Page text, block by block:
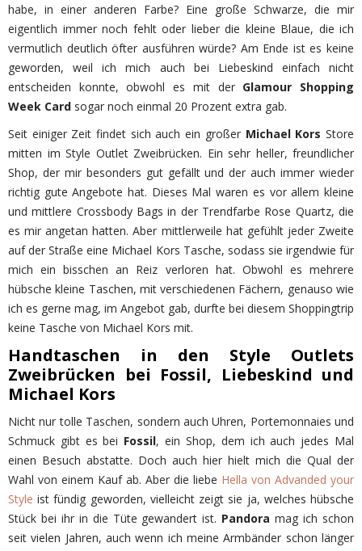
habe, in einer anderen Farbe? Eine große Schwarze, die mir
eigentlich immer noch fehlt oder lieber die kleine Blaue, die ich
vermutlich deutlich öfter ausführen würde? Am Ende ist es keine
geworden, weil ich mich auch bei Liebeskind einfach nicht
entscheiden konnte, obwohl es mit der Glamour Shopping
Week Card sogar noch einmal 20 Prozent extra gab.
Seit einiger Zeit findet sich auch ein großer Michael Kors Store
mitten im Style Outlet Zweibrücken. Ein sehr heller, freundlicher
Shop, der mir besonders gut gefällt und der auch immer wieder
richtig gute Angebote hat. Dieses Mal waren es vor allem kleine
und mittlere Crossbody Bags in der Trendfarbe Rose Quartz, die
es mir angetan hatten. Aber mittlerweile hat gefühlt jeder Zweite
auf der Straße eine Michael Kors Tasche, sodass sie irgendwie für
mich ein bisschen an Reiz verloren hat. Obwohl es mehrere
hübsche kleine Taschen, mit verschiedenen Fächern, genauso wie
ich es gerne mag, im Angebot gab, durfte bei diesem Shoppingtrip
keine Tasche von Michael Kors mit.
Handtaschen in den Style Outlets
Zweibrücken bei Fossil, Liebeskind und
Michael Kors
Nicht nur tolle Taschen, sondern auch Uhren, Portemonnaies und
Schmuck gibt es bei Fossil, ein Shop, dem ich auch jedes Mal
einen Besuch abstatte. Doch auch hier hielt mich die Qual der
Wahl von einem Kauf ab. Aber die liebe Hella von Advanded your
Style ist fündig geworden, vielleicht zeigt sie ja, welches hübsche
Stück bei ihr in die Tüte gewandert ist. Pandora mag ich schon
seit vielen Jahren, auch wenn ich meine Armbänder schon länger